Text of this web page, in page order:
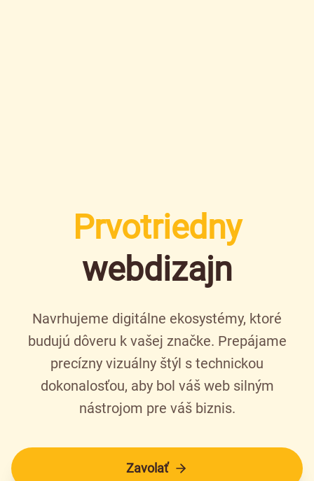
Prvotriedny
webdizajn
Navrhujeme digitálne ekosystémy, ktoré
budujú dôveru k vašej značke. Prepájame
precízny vizuálny štýl s technickou
dokonalosťou, aby bol váš web silným
nástrojom pre váš biznis.
Zavolať